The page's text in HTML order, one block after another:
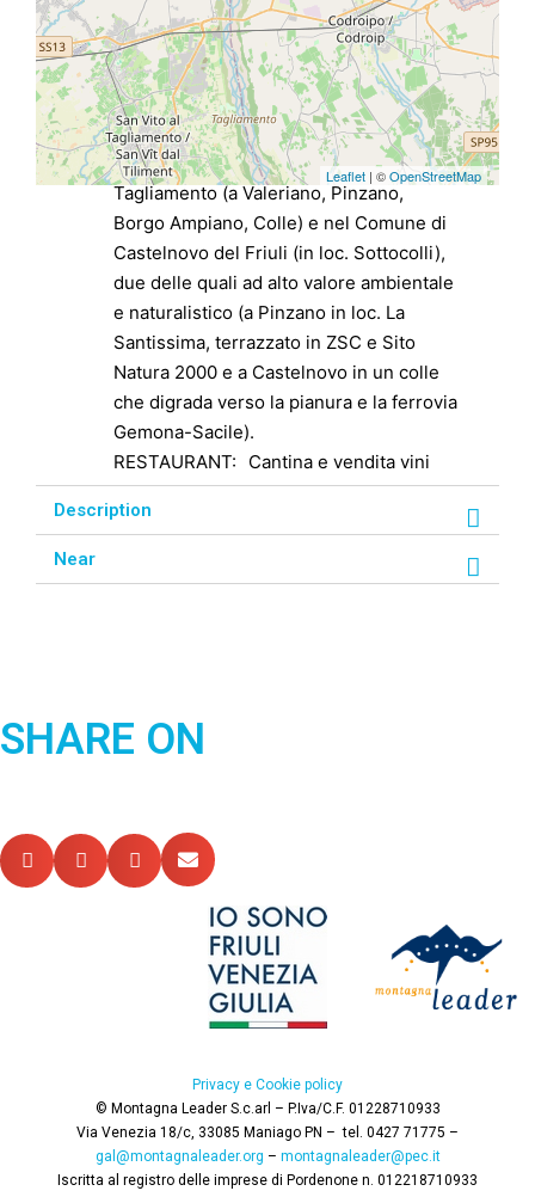
ingresso Cantina Bulfon Wifi
Altri servizi a pagamento: possibilità di
visita guidata e degustazione vini
autoctoni in Cantina Bulfon e di visita
guidata in una delle venti vigne
dell’azienda nel Comune di Pinzano al
Tagliamento (a Valeriano, Pinzano,
Borgo Ampiano, Colle) e nel Comune di
Castelnovo del Friuli (in loc. Sottocolli),
due delle quali ad alto valore ambientale
e naturalistico (a Pinzano in loc. La
Santissima, terrazzato in ZSC e Sito
Natura 2000 e a Castelnovo in un colle
che digrada verso la pianura e la ferrovia
Gemona-Sacile).
RESTAURANT:
Cantina e vendita vini
Description
Near
Leaflet | ©OpenStreetMap
SHARE ON
Privacy e Cookie policy
© Montagna Leader S.c.arl – P.Iva/C.F. 01228710933
Via Venezia 18/c, 33085 Maniago PN –tel. 0427 71775 –
gal@montagnaleader.org – montagnaleader@pec.it
Iscritta al registro delle imprese di Pordenone n. 012218710933